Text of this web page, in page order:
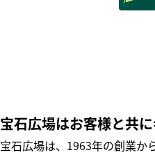
宝石広場はお客様と共
宝石広場は、1963年の創業か